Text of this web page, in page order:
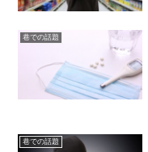
巷での話題
巷での話題